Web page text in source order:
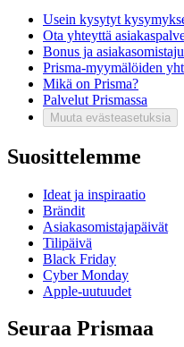
Usein kysytyt
Ota yhteyttä
Bonus ja
Prisma-myymälöiden
Mikä on Prisma?
Palvelut Prismassa
Muuta evästeasetuksia
Suosittelemme
Ideat ja inspiraatio
Brändit
Asiakasomistajapäivät
Tilipäivä
Black Friday
Cyber Monday
Apple-uutuudet
Seuraa Prismaa